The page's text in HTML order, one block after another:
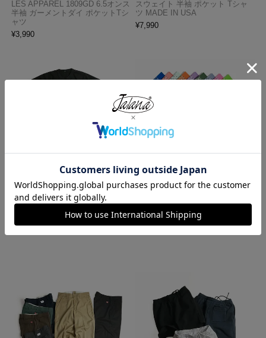
LES APPAREL 1809GD 6.5オンス
半袖 ガーメントダイ ポケットTシ
ャツ
¥3,990
スウェイト 半袖 ポケット Tシャ
ツ MADE IN USA
¥7,990
ロサンゼルスアパレル LOSANGE
LES APPAREL 1203GD 8.5オンス
半袖 バインディング ガーメント
¥4,990
ハバハンク HAV-A-HANK バンダ
ペイズリーTHE BANDANNA COM
PANY
¥770